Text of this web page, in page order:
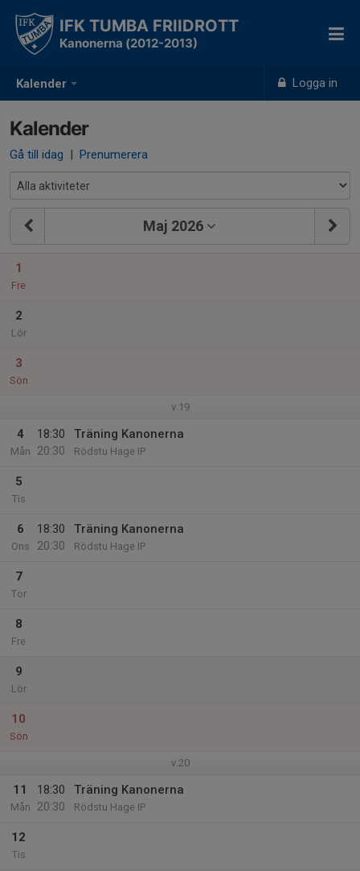
Kalender Logga in
IFK TUMBA FRIIDROTT
Kanonerna (2012-2013)
Kalender
Gå till idag | Prenumerera
Maj 2026
1
Fre
2
Lör
3
Sön
v.19
4
Mån
18:30
20:30
Träning Kanonerna
Rödstu Hage IP
5
Tis
6
Ons
18:30
20:30
Träning Kanonerna
Rödstu Hage IP
7
Tor
8
Fre
9
Lör
10
Sön
v.20
11
Mån
18:30
20:30
Träning Kanonerna
Rödstu Hage IP
12
Tis